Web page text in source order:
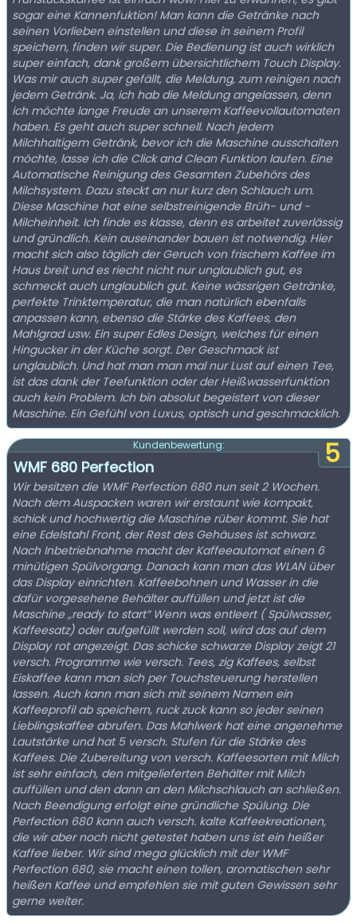
sogar eine Kannenfuktion! Man kann die Getränke nach
seinen Vorlieben einstellen und diese in seinem Profil
speichern, finden wir super. Die Bedienung ist auch wirklich
super einfach, dank großem übersichtlichem Touch Display.
Was mir auch super gefällt, die Meldung, zum reinigen nach
jedem Getränk. Ja, ich hab die Meldung angelassen, denn
ich möchte lange Freude an unserem Kaffeevollautomaten
haben. Es geht auch super schnell. Nach jedem
Milchhaltigem Getränk, bevor ich die Maschine ausschalten
möchte, lasse ich die Click and Clean Funktion laufen. Eine
Automatische Reinigung des Gesamten Zubehörs des
Milchsystem. Dazu steckt an nur kurz den Schlauch um.
Diese Maschine hat eine selbstreinigende Brüh- und -
Milcheinheit. Ich finde es klasse, denn es arbeitet zuverlässig
und gründlich. Kein auseinander bauen ist notwendig. Hier
macht sich also täglich der Geruch von frischem Kaffee im
Haus breit und es riecht nicht nur unglaublich gut, es
schmeckt auch unglaublich gut. Keine wässrigen Getränke,
perfekte Trinktemperatur, die man natürlich ebenfalls
anpassen kann, ebenso die Stärke des Kaffees, den
Mahlgrad usw. Ein super Edles Design, welches für einen
Hingucker in der Küche sorgt. Der Geschmack ist
unglaublich. Und hat man man mal nur Lust auf einen Tee,
ist das dank der Teefunktion oder der Heißwasserfunktion
auch kein Problem. Ich bin absolut begeistert von dieser
Maschine. Ein Gefühl von Luxus, optisch und geschmacklich.
5
Kundenbewertung:
WMF 680 Perfection
Wir besitzen die WMF Perfection 680 nun seit 2 Wochen.
Nach dem Auspacken waren wir erstaunt wie kompakt,
schick und hochwertig die Maschine rüber kommt. Sie hat
eine Edelstahl Front, der Rest des Gehäuses ist schwarz.
Nach Inbetriebnahme macht der Kaffeeautomat einen 6
minütigen Spülvorgang. Danach kann man das WLAN über
das Display einrichten. Kaffeebohnen und Wasser in die
dafür vorgesehene Behälter auffüllen und jetzt ist die
Maschine „ready to start“ Wenn was entleert ( Spülwasser,
Kaffeesatz) oder aufgefüllt werden soll, wird das auf dem
Display rot angezeigt. Das schicke schwarze Display zeigt 21
versch. Programme wie versch. Tees, zig Kaffees, selbst
Eiskaffee kann man sich per Touchsteuerung herstellen
lassen. Auch kann man sich mit seinem Namen ein
Kaffeeprofil ab speichern, ruck zuck kann so jeder seinen
Lieblingskaffee abrufen. Das Mahlwerk hat eine angenehme
Lautstärke und hat 5 versch. Stufen für die Stärke des
Kaffees. Die Zubereitung von versch. Kaffeesorten mit Milch
ist sehr einfach, den mitgelieferten Behälter mit Milch
auffüllen und den dann an den Milchschlauch an schließen.
Nach Beendigung erfolgt eine gründliche Spülung. Die
Perfection 680 kann auch versch. kalte Kaffeekreationen,
die wir aber noch nicht getestet haben uns ist ein heißer
Kaffee lieber. Wir sind mega glücklich mit der WMF
Perfection 680, sie macht einen tollen, aromatischen sehr
heißen Kaffee und empfehlen sie mit guten Gewissen sehr
gerne weiter.